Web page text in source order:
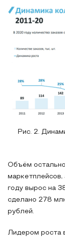
Рис. 2.
Объём
году вырос на
сделано 278
рублей.
Лидером роста